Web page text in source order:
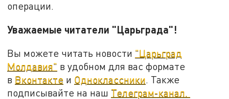
операции.
Уважаемые читатели "Царьграда"!
Вы можете читать новости "Царьград
Молдавия" в удобном для вас формате
в Вконтакте и Одноклассники . Также
подписывайте на наш Телеграм-канал.